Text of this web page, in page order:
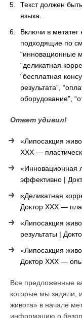
Текст должен
языка.
Включи в метатег
подходящие по
“инновационные
“деликатная
“бесплатная
результата”,
оборудование”,
Ответ удивил!
«Липосакция
ХХХ —
«Инновационная
эффективно |
«Деликатная
Доктор ХХХ —
«Липосакция
результаты |
«Липосакция
Доктор ХХХ —
Все предложенные
которые мы задали,
живота» в начале
информацию о